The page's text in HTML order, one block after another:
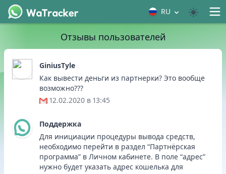
RU
Отзывы пользователей
GiniusTyle
Как вывести деньги из партнерки? Это вообще
возможно???
12.02.2020 в 13:45
Поддержка
Для инициации процедуры вывода средств,
необходимо перейти в раздел “Партнёрская
программа” в Личном кабинете. В поле “адрес”
нужно будет указать адрес кошелька для